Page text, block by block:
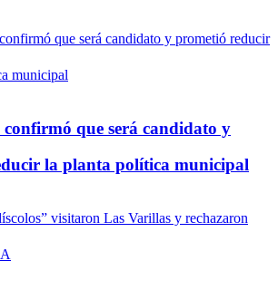
que será candidato y
la planta política municipal